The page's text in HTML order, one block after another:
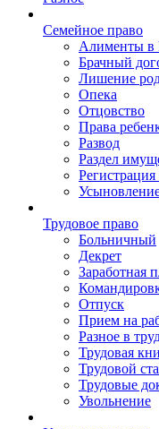
Семейное право
Алименты
Брачный
Лишение
Опека
Отцовство
Права
Развод
Раздел
Регистрация
Трудовое право
Больничный
Декрет
Заработная
Отпуск
Прием на
Разное в
Трудовая
Трудовой
Трудовые
Увольнение